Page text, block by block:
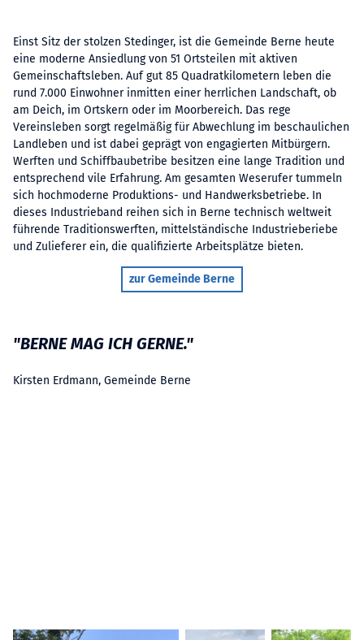
Einst Sitz der stolzen Stedinger, ist die Gemeinde Berne heute
eine moderne Ansiedlung von 51 Ortsteilen mit aktiven
Gemeinschaftsleben. Auf gut 85 Quadratkilometern leben die
rund 7.000 Einwohner inmitten einer herrlichen Landschaft, ob
am Deich, im Ortskern oder im Moorbereich. Das rege
Vereinsleben sorgt regelmäßig für Abwechlung im beschaulichen
Landleben und ist dabei geprägt von engagierten Mitbürgern.
Werften und Schiffbaubetribe besitzen eine lange Tradition und
entsprechend vile Erfahrung. Am gesamten Weserufer tummeln
sich hochmoderne Produktions- und Handwerksbetriebe. In
dieses Industrieband reihen sich in Berne technisch weltweit
führende Traditionswerften, mittelständische Industrieberiebe
und Zulieferer ein, die qualifizierte Arbeitsplätze bieten.
zur Gemeinde Berne
"BERNE MAG ICH GERNE."
Kirsten Erdmann, Gemeinde Berne